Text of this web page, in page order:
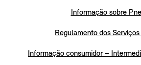
Informação sobre
Regulamento dos
Informação consumidor –